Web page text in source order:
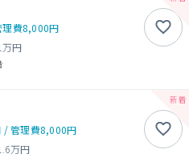
理費8,000円
万円
/管理費8,000円
万円